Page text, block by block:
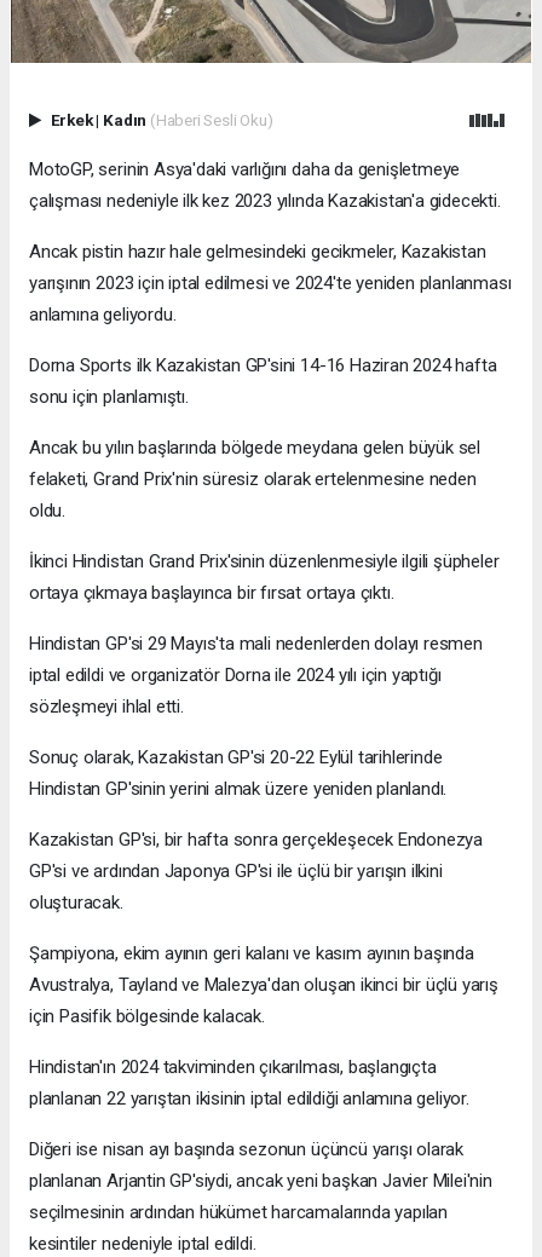
Erkek| Kadın (Haberi Sesli Oku)
MotoGP, serinin Asya'daki varlığını daha da genişletmeye
çalışması nedeniyle ilk kez 2023 yılında Kazakistan'a gidecekti.
Ancak pistin hazır hale gelmesindeki gecikmeler, Kazakistan
yarışının 2023 için iptal edilmesi ve 2024'te yeniden planlanması
anlamına geliyordu.
Dorna Sports ilk Kazakistan GP'sini 14-16 Haziran 2024 hafta
sonu için planlamıştı.
Ancak bu yılın başlarında bölgede meydana gelen büyük sel
felaketi, Grand Prix'nin süresiz olarak ertelenmesine neden
oldu.
İkinci Hindistan Grand Prix'sinin düzenlenmesiyle ilgili şüpheler
ortaya çıkmaya başlayınca bir fırsat ortaya çıktı.
Hindistan GP'si 29 Mayıs'ta mali nedenlerden dolayı resmen
iptal edildi ve organizatör Dorna ile 2024 yılı için yaptığı
sözleşmeyi ihlal etti.
Sonuç olarak, Kazakistan GP'si 20-22 Eylül tarihlerinde
Hindistan GP'sinin yerini almak üzere yeniden planlandı.
Kazakistan GP'si, bir hafta sonra gerçekleşecek Endonezya
GP'si ve ardından Japonya GP'si ile üçlü bir yarışın ilkini
oluşturacak.
Şampiyona, ekim ayının geri kalanı ve kasım ayının başında
Avustralya, Tayland ve Malezya'dan oluşan ikinci bir üçlü yarış
için Pasifik bölgesinde kalacak.
Hindistan'ın 2024 takviminden çıkarılması, başlangıçta
planlanan 22 yarıştan ikisinin iptal edildiği anlamına geliyor.
Diğeri ise nisan ayı başında sezonun üçüncü yarışı olarak
planlanan Arjantin GP'siydi, ancak yeni başkan Javier Milei'nin
seçilmesinin ardından hükümet harcamalarında yapılan
kesintiler nedeniyle iptal edildi.